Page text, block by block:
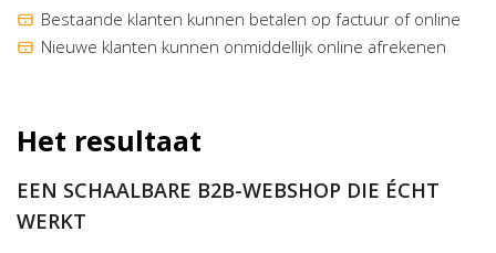
Bestaande klanten kunnen betalen op factuur of online
Nieuwe klanten kunnen onmiddellijk online afrekenen
Het resultaat
EEN SCHAALBARE B2B-WEBSHOP DIE ÉCHT
WERKT